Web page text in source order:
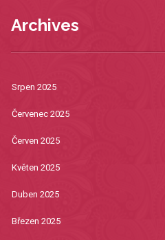
Archives
Srpen 2025
Červenec 2025
Červen 2025
Květen 2025
Duben 2025
Březen 2025